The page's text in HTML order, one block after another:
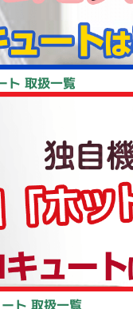
ト 取扱一覧
ト 取扱一覧